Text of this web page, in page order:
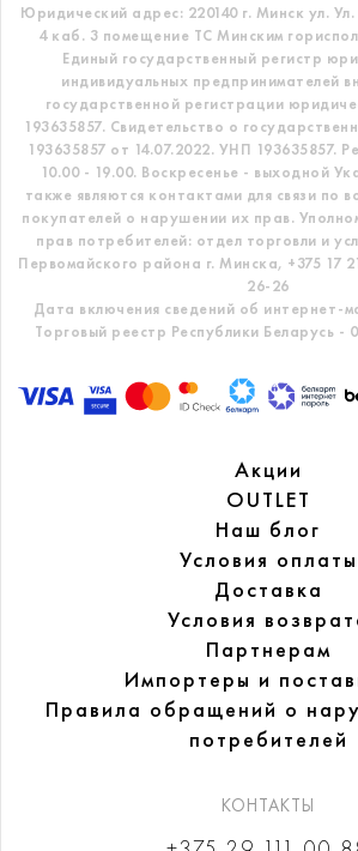
Юридический адрес: 220140 г. Минск ул.
4 каб. 3 помещение ТС Минским
Единый государственный регистр
индивидуальных предпринимателей
государственной регистрации
193635857. Свидетельство о
193635857 от 14.07.2022. УНП 193635857.
10.00 - 19.00. Воскресенье - выходной
также являются контактами для связи по
покупателей о нарушении их прав.
прав потребителей: отдел торговли и
Первомайского района г. Минска, +375 17
26-26
Дата включения сведений об интернет-
Торговый реестр Республики Беларусь -
Акции
OUTLET
Наш блог
Условия оплаты
Доставка
Условия
Партнерам
Импортеры и
Правила обращений о
потребителей
КОНТАКТЫ